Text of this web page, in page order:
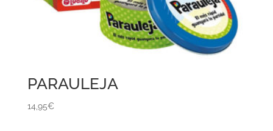
PARAULEJA
14,95€